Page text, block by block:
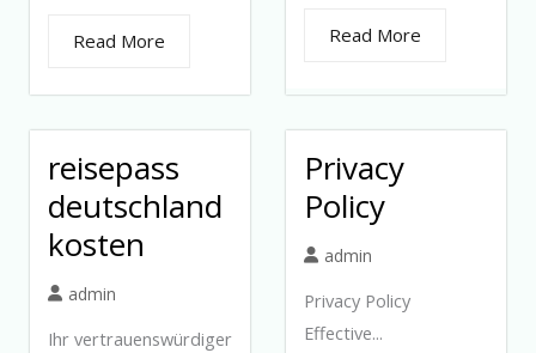
Read More Read More
reisepass
deutschland
kosten
admin
Ihr vertrauenswürdiger
Privacy
Policy
admin
Privacy Policy
Effective...